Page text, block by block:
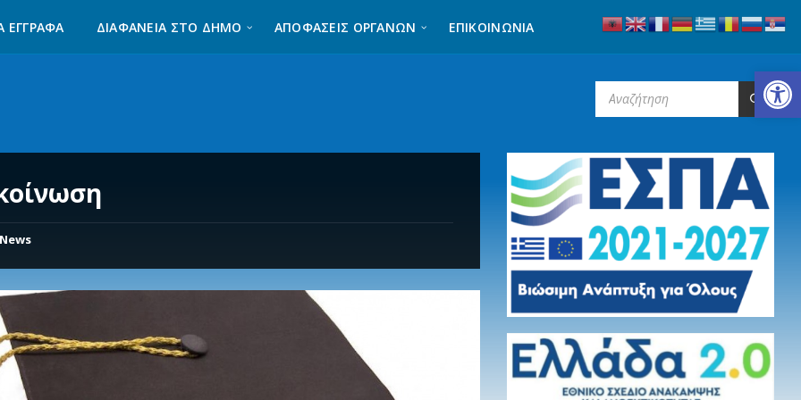
Ανοίξτε τη γραμμή εργαλείων
ΈΓΓΡΑΦΑ ΔΙΑΦΆΝΕΙΑ ΣΤΟ ΔΉΜΟ ΑΠΟΦΑΣΕΙΣ ΟΡΓΑΝΩΝ ΕΠΙΚΟΙΝΩΝΊΑ
News